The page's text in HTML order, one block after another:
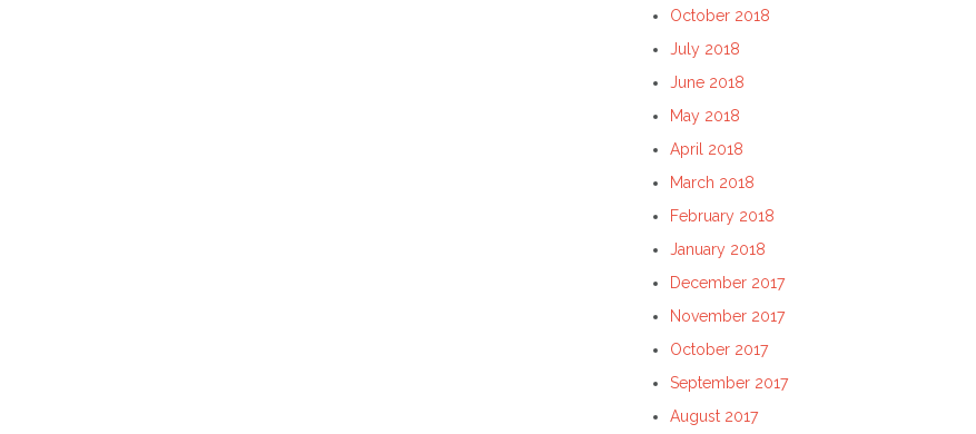
October 2018
July 2018
June 2018
May 2018
April 2018
March 2018
February 2018
January 2018
December 2017
November 2017
October 2017
September 2017
August 2017